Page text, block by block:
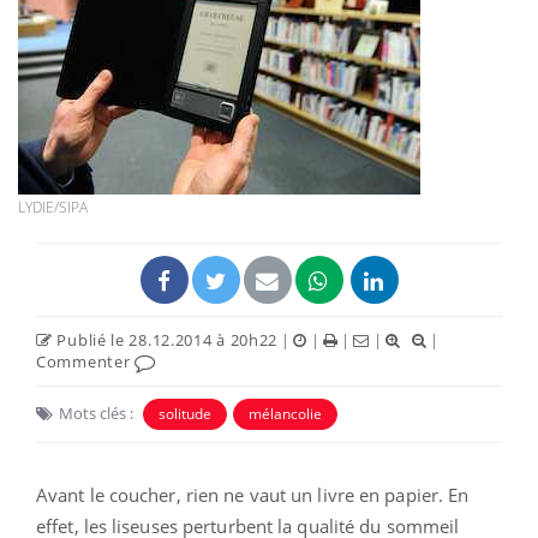
LYDIE/SIPA
Publié le 28.12.2014 à 20h22 | | | |
|
Commenter
Mots clés : solitude mélancolie
Avant le coucher, rien ne vaut un livre en papier. En
effet, les liseuses perturbent la qualité du sommeil